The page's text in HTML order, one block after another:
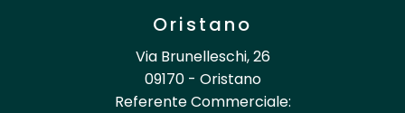
Oristano
Via Brunelleschi, 26
09170 - Oristano
Referente Commerciale: